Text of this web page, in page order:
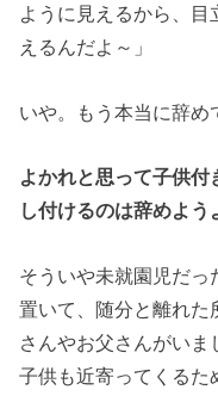
ように見えるから、
えるんだよ～」
いや。もう本当に辞め
よかれと思って子供
し付けるのは辞めよう
そういや未就園児だっ
置いて、随分と離れた
さんやお父さんがい
子供も近寄ってくるた